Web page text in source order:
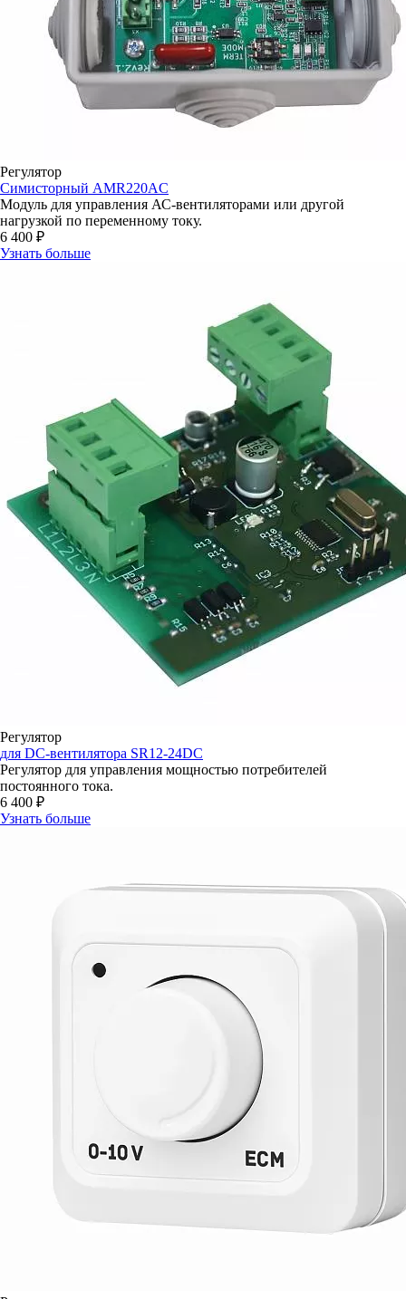
Регулятор
Симисторный AMR220AC
Модуль для управления АС-вентиляторами или другой
нагрузкой по переменному току.
6 400 ₽
Узнать больше
Регулятор
для DC-вентилятора SR12-24DC
Регулятор для управления мощностью потребителей
постоянного тока.
6 400 ₽
Узнать больше